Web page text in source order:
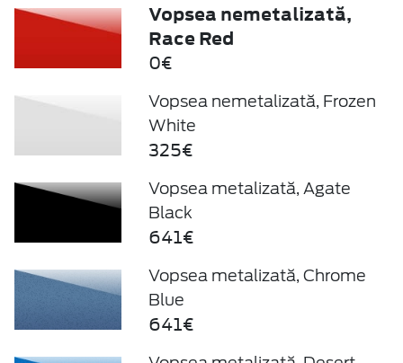
Vopsea nemetalizată,
Race Red
0€
Vopsea nemetalizată, Frozen
White
325€
Vopsea metalizată, Agate
Black
641€
Vopsea metalizată, Chrome
Blue
641€